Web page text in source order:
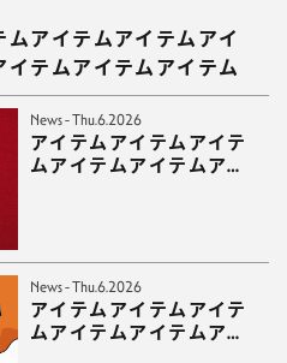
アイテムアイテムアイ
テムアイテムアイテム
News - Thu.6.2026
アイテムアイテムアイテ
ムアイテムアイテムアイ
News - Thu.6.2026
アイテムアイテムアイテ
ムアイテムアイテムアイ